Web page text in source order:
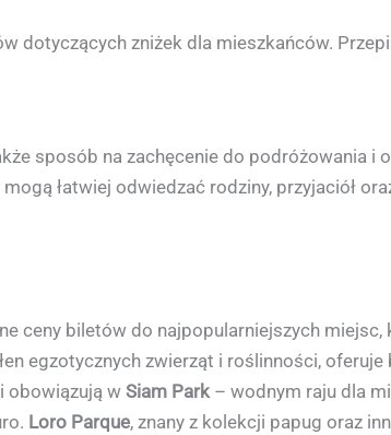
dotyczących zniżek dla mieszkańców.
sposób na zachęcenie do podróżowania i
łatwiej odwiedzać rodziny, przyjaciół
ceny biletów do najpopularniejszych miejsc,
egzotycznych zwierząt i roślinności, oferuje
obowiązują w Siam Park– wodnym raju dla
Loro Parque, znany z kolekcji papug oraz